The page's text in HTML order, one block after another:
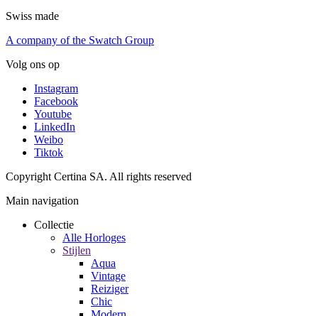
Swiss made
A company of the Swatch Group
Volg ons op
Instagram
Facebook
Youtube
LinkedIn
Weibo
Tiktok
Copyright Certina SA. All rights reserved
Main navigation
Collectie
Alle Horloges
Stijlen
Aqua
Vintage
Reiziger
Chic